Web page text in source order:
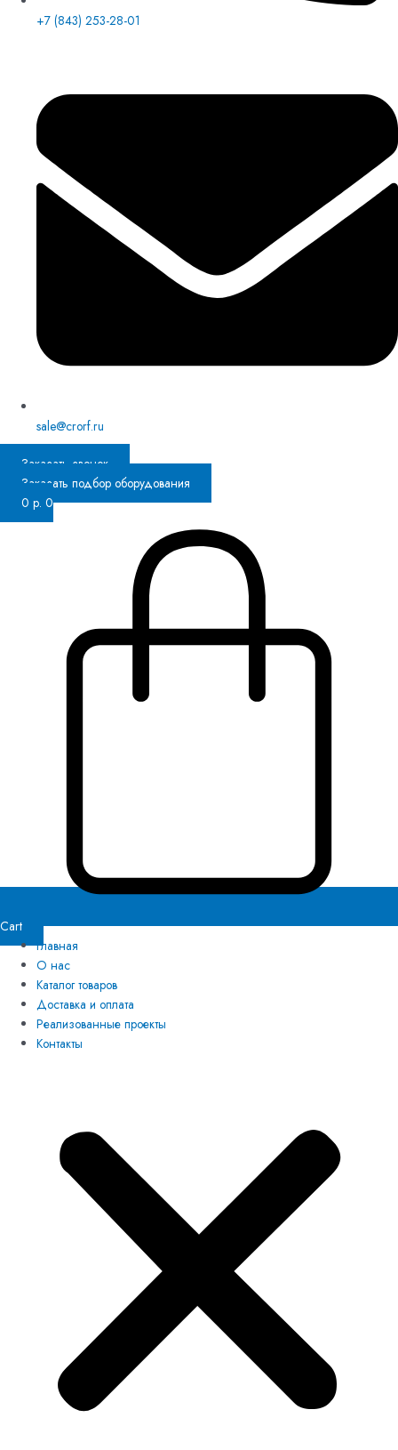
+7 (843) 253-28-01
sale@crorf.ru
Заказать звонок
Заказать подбор оборудования
0 р. 0
Cart
Главная
О нас
Каталог товаров
Доставка и оплата
Реализованные проекты
Контакты